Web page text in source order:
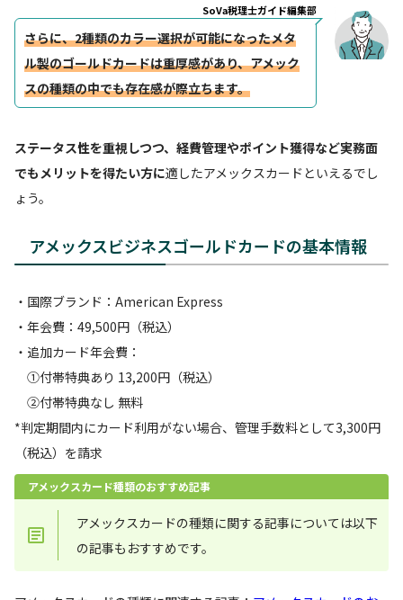
SoVa税理士ガイド編集部
さらに、2種類のカラー選択が可能になったメタ
ル製のゴールドカードは重厚感があり、アメック
スの種類の中でも存在感が際立ちます。
ステータス性を重視しつつ、経費管理やポイント獲得など実務面
でもメリットを得たい方に適したアメックスカードといえるでし
ょう。
アメックスビジネスゴールドカードの基本情報
・国際ブランド：American Express
・年会費：49,500円（税込）
・追加カード年会費：
①付帯特典あり 13,200円（税込）
②付帯特典なし 無料
*判定期間内にカード利用がない場合、管理手数料として3,300円
（税込）を請求
アメックスカード種類のおすすめ記事
アメックスカードの種類に関する記事については以下
の記事もおすすめです。